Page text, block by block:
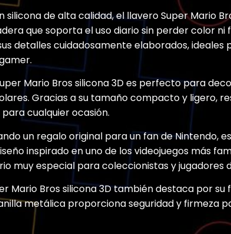
silicona de alta calidad, el llavero Super Mario
que soporta el uso diario sin perder color ni
detalles cuidadosamente elaborados, ideales
Mario Bros silicona 3D es perfecto para
Gracias a su tamaño compacto y ligero,
cualquier ocasión.
un regalo original para un fan de Nintendo,
inspirado en uno de los videojuegos más
muy especial para coleccionistas y jugadores
Mario Bros silicona 3D también destaca por
metálica proporciona seguridad y firmeza